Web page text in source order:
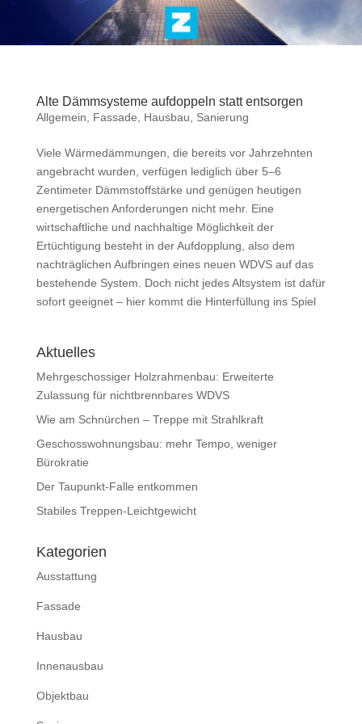
Alte Dämmsysteme aufdoppeln statt entsorgen
Allgemein, Fassade, Hausbau, Sanierung
Viele Wärmedämmungen, die bereits vor Jahrzehnten
angebracht wurden, verfügen lediglich über 5–6
Zentimeter Dämmstoffstärke und genügen heutigen
energetischen Anforderungen nicht mehr. Eine
wirtschaftliche und nachhaltige Möglichkeit der
Ertüchtigung besteht in der Aufdopplung, also dem
nachträglichen Aufbringen eines neuen WDVS auf das
bestehende System. Doch nicht jedes Altsystem ist dafür
sofort geeignet – hier kommt die Hinterfüllung ins Spiel
Aktuelles
Mehrgeschossiger Holzrahmenbau: Erweiterte
Zulassung für nichtbrennbares WDVS
Wie am Schnürchen – Treppe mit Strahlkraft
Geschosswohnungsbau: mehr Tempo, weniger
Bürokratie
Der Taupunkt-Falle entkommen
Stabiles Treppen-Leichtgewicht
Kategorien
Ausstattung
Fassade
Hausbau
Innenausbau
Objektbau